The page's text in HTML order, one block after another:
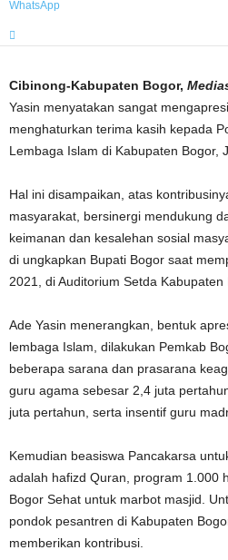
WhatsApp
Cibinong-Kabupaten Bogor,
Yasin menyatakan sangat
menghaturkan terima kasih kepada
Lembaga Islam di Kabupaten Bogor,
Hal ini disampaikan, atas
masyarakat, bersinergi mendukung
keimanan dan kesalehan sosial
di ungkapkan Bupati Bogor saat
2021, di Auditorium Setda Kabupaten
Ade Yasin menerangkan, bentuk
lembaga Islam, dilakukan Pemkab
beberapa sarana dan prasarana
guru agama sebesar 2,4 juta
juta pertahun, serta insentif guru
Kemudian beasiswa Pancakarsa
adalah hafizd Quran, program 1.000
Bogor Sehat untuk marbot masjid.
pondok pesantren di Kabupaten
memberikan kontribusi.